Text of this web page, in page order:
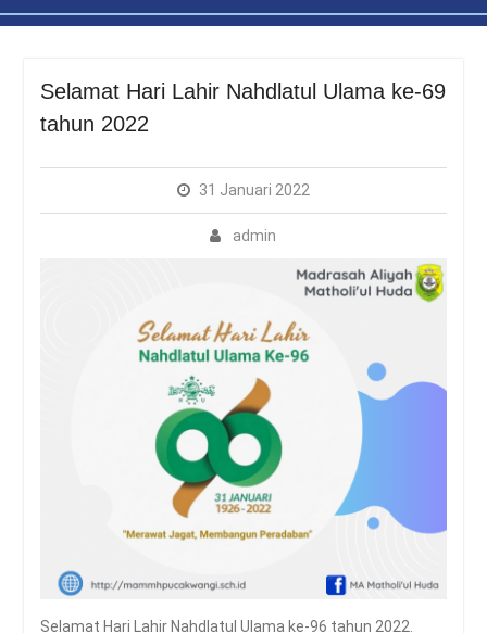
Selamat Hari Lahir Nahdlatul Ulama ke-69
tahun 2022
31 Januari 2022
admin
Selamat Hari Lahir Nahdlatul Ulama ke-96 tahun 2022.